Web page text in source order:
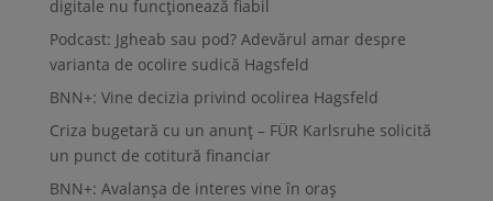
digitale nu funcționează fiabil
Podcast: Jgheab sau pod? Adevărul amar despre
varianta de ocolire sudică Hagsfeld
BNN+: Vine decizia privind ocolirea Hagsfeld
Criza bugetară cu un anunț – FÜR Karlsruhe solicită
un punct de cotitură financiar
BNN+: Avalanșa de interes vine în oraș